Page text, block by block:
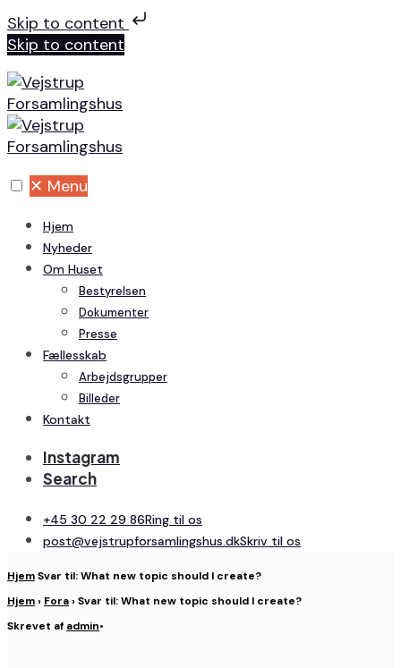
Skip to content
Skip to content
✕ Menu
Hjem
Nyheder
Om Huset
Bestyrelsen
Dokumenter
Presse
Fællesskab
Arbejdsgrupper
Billeder
Kontakt
Instagram
Search
+45 30 22 29 86Ring til os
post@vejstrupforsamlingshus.dkSkriv til os
HjemSvar til: What new topic should I create?
Hjem› Fora› Svar til: What new topic should I create?
Skrevet af admin•